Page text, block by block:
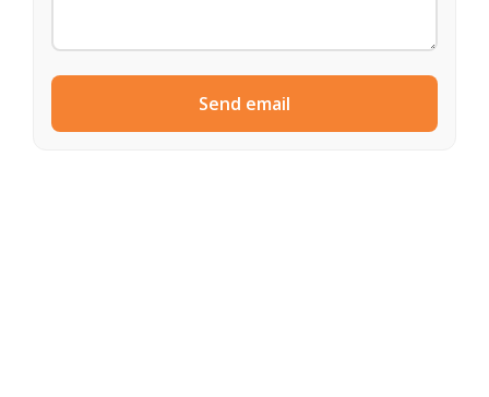
Send email